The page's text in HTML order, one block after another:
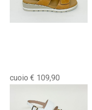
cuoio € 109,90